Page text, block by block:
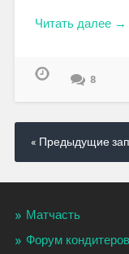
Читать далее →
8
« Предыдущие
Матчасть
Форум кондитеров